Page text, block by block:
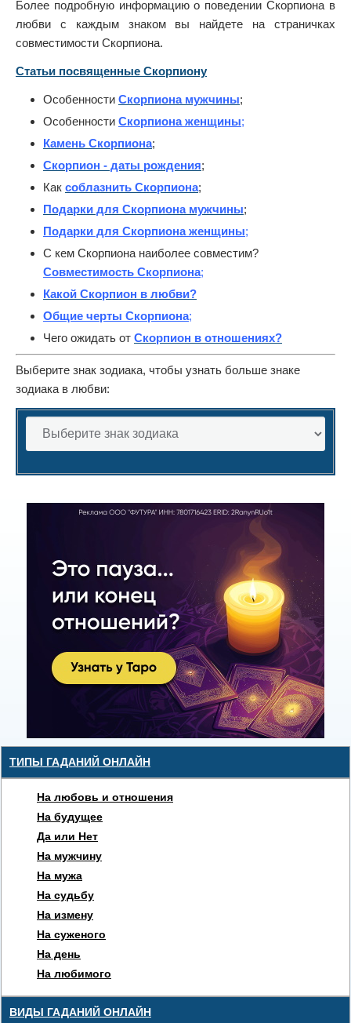
Более подробную информацию о поведении Скорпиона в
любви с каждым знаком вы найдете на страничках
совместимости Скорпиона.
Статьи посвященные Скорпиону
Особенности Скорпиона мужчины;
Особенности Скорпиона женщины;
Камень Скорпиона;
Скорпион - даты рождения;
Как соблазнить Скорпиона;
Подарки для Скорпиона мужчины;
Подарки для Скорпиона женщины;
С кем Скорпиона наиболее совместим?
Совместимость Скорпиона;
Какой Скорпион в любви?
Общие черты Скорпиона;
Чего ожидать от Скорпион в отношениях?
Выберите знак зодиака, чтобы узнать больше знаке
зодиака в любви:
ТИПЫ ГАДАНИЙ ОНЛАЙН
На любовь и отношения
На будущее
Да или Нет
На мужчину
На мужа
На судьбу
На измену
На суженого
На день
На любимого
ВИДЫ ГАДАНИЙ ОНЛАЙН